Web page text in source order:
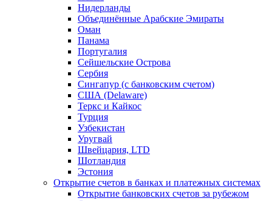
Нидерланды
Объединённые Арабские Эмираты
Оман
Панама
Португалия
Сейшельские Острова
Сербия
Сингапур (c банковским счетом)
США (Delaware)
Теркс и Кайкос
Турция
Узбекистан
Уругвай
Швейцария, LTD
Шотландия
Эстония
Открытие счетов в банках и платежных системах
Открытие банковских счетов за рубежом